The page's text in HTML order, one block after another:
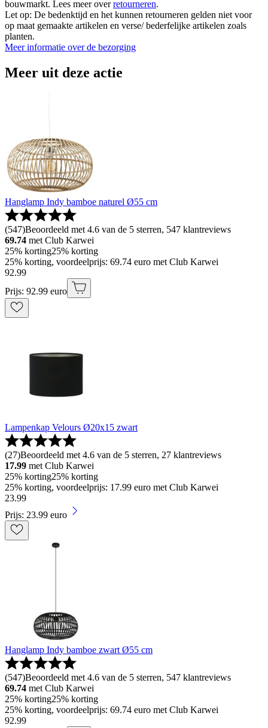
bouwmarkt. Lees meer overretourneren.
Let op: De bedenktijd en het kunnen retourneren gelden niet voor
op maat gemaakte artikelen en verse/ bederfelijke artikelen zoals
planten.
Meer informatie over de bezorging
Meer uit deze actie
Hanglamp Indy bamboe naturel Ø55 cm
(547)Beoordeeld met 4.6 van de 5 sterren, 547 klantreviews
69.74 met Club Karwei
25% korting25% korting
25% korting, voordeelprijs: 69.74 euro met Club Karwei
92.99
Prijs: 92.99 euro
Lampenkap Velours Ø20x15 zwart
(27)Beoordeeld met 4.6 van de 5 sterren, 27 klantreviews
17.99 met Club Karwei
25% korting25% korting
25% korting, voordeelprijs: 17.99 euro met Club Karwei
23.99
Prijs: 23.99 euro
Hanglamp Indy bamboe zwart Ø55 cm
(547)Beoordeeld met 4.6 van de 5 sterren, 547 klantreviews
69.74 met Club Karwei
25% korting25% korting
25% korting, voordeelprijs: 69.74 euro met Club Karwei
92.99